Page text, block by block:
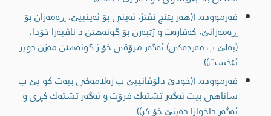
فەرموودە: ((هه‌ر پێنج نڤێژ، ئه‌ینی بۆ ئه‌ینییێ، ڕه‌مه‌زان بۆ
ڕه‌مه‌زانێ، كه‌فاره‌ت و ژێبه‌رن بۆ گونه‌هێن د ناڤبه‌را خۆدا،
(به‌لێ ب مه‌رجه‌كی) ئه‌گه‌ر مرۆڤی خۆ ژ گونه‌هێن مه‌زن دویر
ئێخست))
فەرموودە: ((خودێ دلۆڤانییێ ب زه‌لامه‌كی ببه‌ت كو یێ ب
ساناهی بیت ئه‌گه‌ر تشته‌ك فرۆت و ئه‌گه‌ر تشته‌ك كڕی و
ئه‌گه‌ر داخوازا ده‌ینێ خۆ كر))